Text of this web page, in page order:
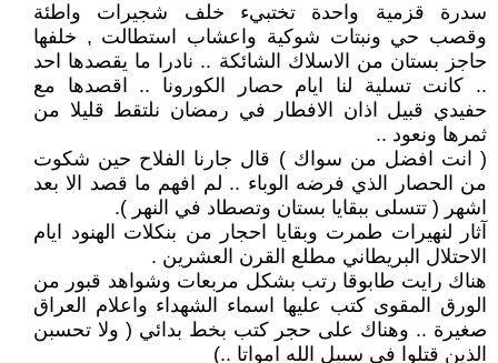
سدرة قزمية واحدة تختبيء خلف شجيرات واطئة
وقصب حي ونبتات شوكية واعشاب استطالت , خلفها
حاجز بستان من الاسلاك الشائكة .. نادرا ما يقصدها احد
.. كانت تسلية لنا ايام حصار الكورونا .. اقصدها مع
حفيدي قبيل اذان الافطار في رمضان نلتقط قليلا من
ثمرها ونعود ..
( انت افضل من سواك ) قال جارنا الفلاح حين شكوت
من الحصار الذي فرضه الوباء .. لم افهم ما قصد الا بعد
اشهر ( تتسلى ببقايا بستان وتصطاد في النهر ).
آثار لنهيرات طمرت وبقايا احجار من بنكلات الهنود ايام
الاحتلال البريطاني مطلع القرن العشرين .
هناك رايت طابوقا رتب بشكل مربعات وشواهد قبور من
الورق المقوى كتب عليها اسماء الشهداء واعلام العراق
صغيرة .. وهناك على حجر كتب بخط بدائي ( ولا تحسبن
الذين قتلوا في سبيل الله امواتا ..)